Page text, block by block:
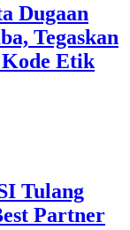
Dugaan
Tegaskan
Kode Etik
Tulang
Partner